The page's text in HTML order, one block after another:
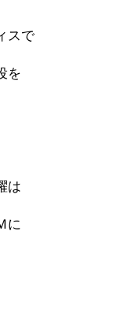
スで
を
は
に